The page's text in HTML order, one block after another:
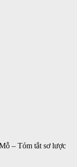
– Tóm tắt sơ lược